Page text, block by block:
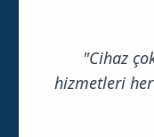
Cihaz
hizmetleri her